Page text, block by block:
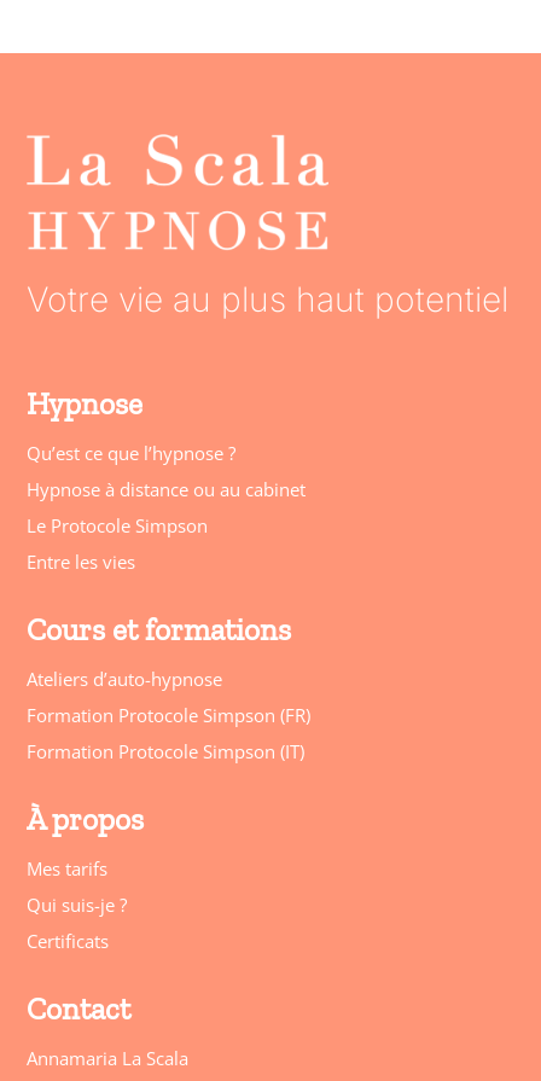
Votre vie au plus haut potentiel
Hypnose
Qu’est ce que l’hypnose ?
Hypnose à distance ou au cabinet
Le Protocole Simpson
Entre les vies
Cours et formations
Ateliers d’auto-hypnose
Formation Protocole Simpson (FR)
Formation Protocole Simpson (IT)
À propos
Mes tarifs
Qui suis-je ?
Certificats
Contact
Annamaria La Scala